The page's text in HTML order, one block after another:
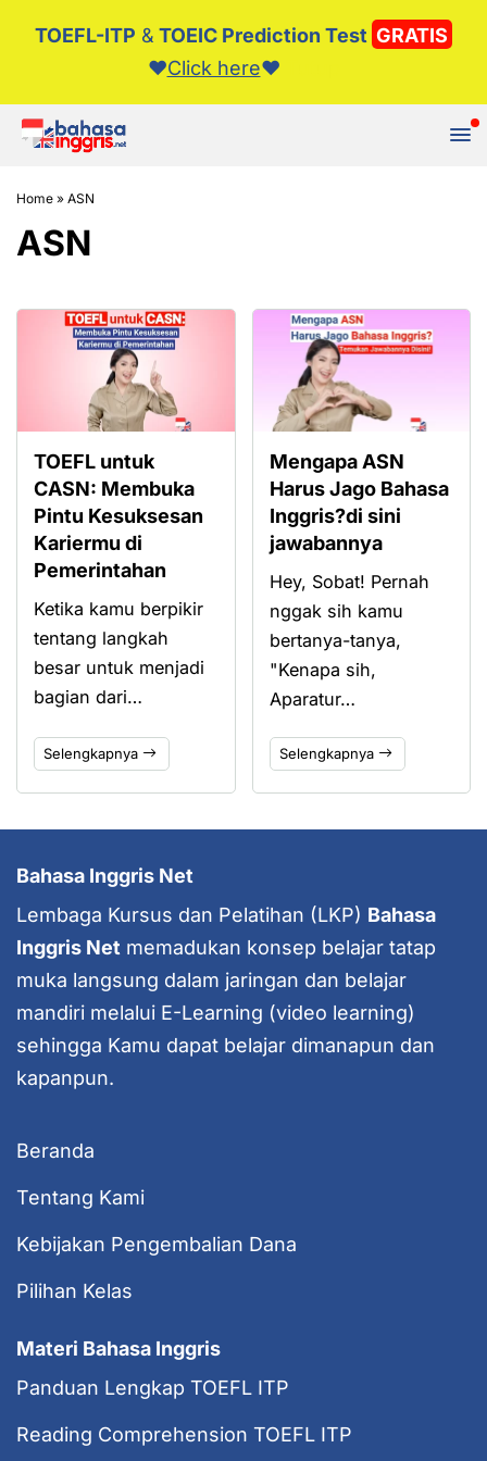
TOEFL-ITP & TOEIC Prediction Test GRATIS
❤️️Click here❤️️
Home » ASN
ASN
TOEFL untuk
CASN: Membuka
Pintu Kesuksesan
Kariermu di
Pemerintahan
Ketika kamu berpikir
tentang langkah
besar untuk menjadi
bagian dari…
Selengkapnya
Mengapa ASN
Harus Jago Bahasa
Inggris?di sini
jawabannya
Hey, Sobat! Pernah
nggak sih kamu
bertanya-tanya,
"Kenapa sih,
Aparatur…
Selengkapnya
Bahasa Inggris Net
Lembaga Kursus dan Pelatihan (LKP) Bahasa
Inggris Net memadukan konsep belajar tatap
muka langsung dalam jaringan dan belajar
mandiri melalui E-Learning (video learning)
sehingga Kamu dapat belajar dimanapun dan
kapanpun.
Beranda
Tentang Kami
Kebijakan Pengembalian Dana
Pilihan Kelas
Materi Bahasa Inggris
Panduan Lengkap TOEFL ITP
Reading Comprehension TOEFL ITP